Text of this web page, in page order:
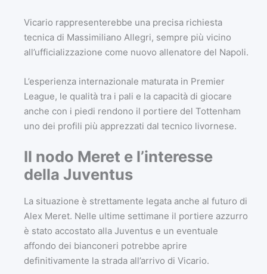
Vicario rappresenterebbe una precisa richiesta
tecnica di Massimiliano Allegri, sempre più vicino
all’ufficializzazione come nuovo allenatore del Napoli.
L’esperienza internazionale maturata in Premier
League, le qualità tra i pali e la capacità di giocare
anche con i piedi rendono il portiere del Tottenham
uno dei profili più apprezzati dal tecnico livornese.
Il nodo Meret e l’interesse
della Juventus
La situazione è strettamente legata anche al futuro di
Alex Meret. Nelle ultime settimane il portiere azzurro
è stato accostato alla Juventus e un eventuale
affondo dei bianconeri potrebbe aprire
definitivamente la strada all’arrivo di Vicario.